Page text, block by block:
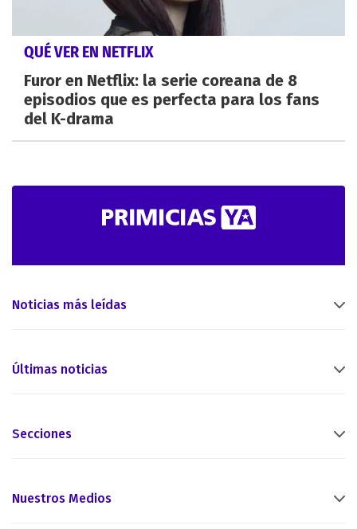
QUÉ VER EN NETFLIX
Furor en Netflix: la serie coreana de 8
episodios que es perfecta para los fans
del K-drama
Noticias más leídas
Últimas noticias
Secciones
Nuestros Medios